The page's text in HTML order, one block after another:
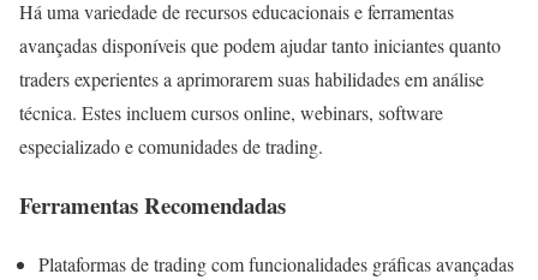
Há uma variedade de recursos educacionais e ferramentas
avançadas disponíveis que podem ajudar tanto iniciantes quanto
traders experientes a aprimorarem suas habilidades em análise
técnica. Estes incluem cursos online, webinars, software
especializado e comunidades de trading.
Ferramentas Recomendadas
Plataformas de trading com funcionalidades gráficas avançadas